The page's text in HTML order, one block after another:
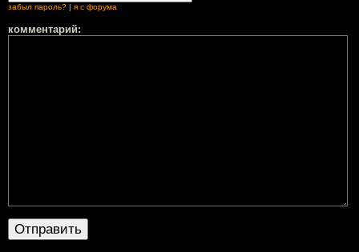
забыл пароль? я с форума
комментарий: